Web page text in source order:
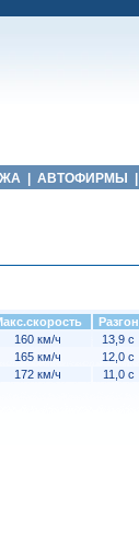
АВТОФИРМЫ
Разгон
160 км/ч 13,9 с
165 км/ч 12,0 с
172 км/ч 11,0 с